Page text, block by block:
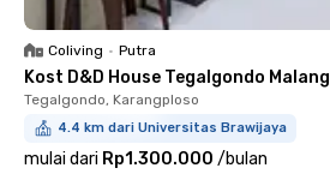
Coliving • Putra
Kost D&D House Tegalgondo Malang
Tegalgondo, Karangploso
4.4 km dari Universitas Brawijaya
mulai dari Rp1.300.000 /bulan